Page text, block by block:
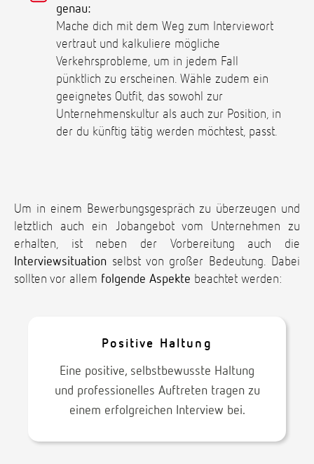
genau:
Mache dich mit dem Weg zum Interviewort
vertraut und kalkuliere mögliche
Verkehrsprobleme, um in jedem Fall
pünktlich zu erscheinen. Wähle zudem ein
geeignetes Outfit, das sowohl zur
Unternehmenskultur als auch zur Position, in
der du künftig tätig werden möchtest, passt.
Um in einem Bewerbungsgespräch zu überzeugen und
letztlich auch ein Jobangebot vom Unternehmen zu
erhalten, ist neben der Vorbereitung auch die
Interviewsituation selbst von großer Bedeutung. Dabei
sollten vor allem folgende Aspekte beachtet werden:
Positive Haltung
Eine positive, selbstbewusste Haltung
und professionelles Auftreten tragen zu
einem erfolgreichen Interview bei.